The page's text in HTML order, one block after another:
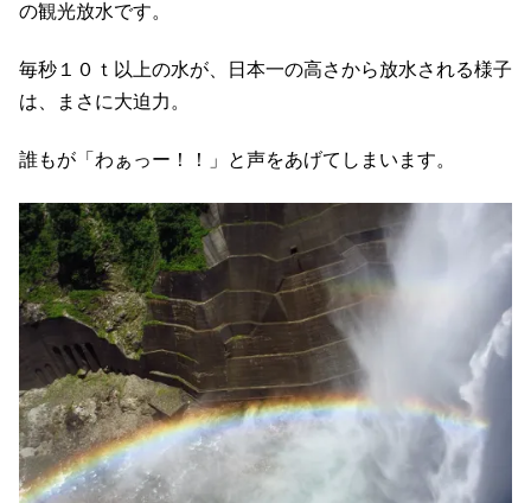
の観光放水です。
毎秒１０ｔ以上の水が、日本一の高さから放水される様子
は、まさに大迫力。
誰もが「わぁっー！！」と声をあげてしまいます。